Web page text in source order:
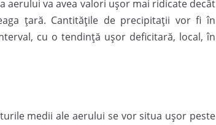
aerului va avea valori ușor mai ridicate decât
țară. Cantitățile de precipitații vor fi în
cu o tendință ușor deficitară, local, în
medii ale aerului se vor situa ușor peste